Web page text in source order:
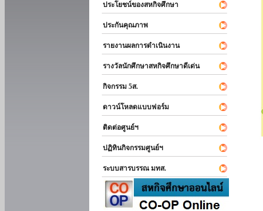
ประโยชน์ของสหกิจศึกษา
ประกันคุณภาพ
รายงานผลการดำเนินงาน
รางวัลนักศึกษาสหกิจศึกษาดีเด่น
กิจกรรม 5ส.
ดาวน์โหลดแบบฟอร์ม
ติดต่อศูนย์ฯ
ปฏิทินกิจกรรมศูนย์ฯ
ระบบสารบรรณ มทส.